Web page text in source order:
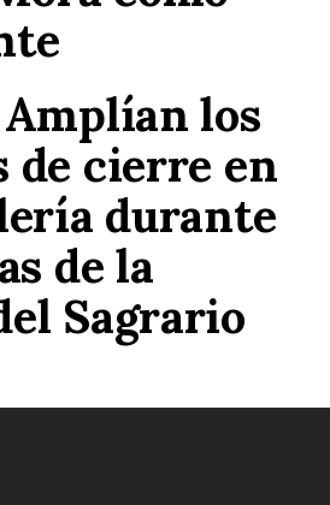
los
de cierre en
durante
de la
Sagrario